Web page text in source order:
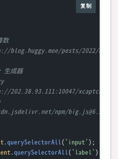
复制
blog.huggy.moe/posts/2022/
成器
xcaptcha
npm/big.js@6.2.1/
.querySelectorAll ('input'
.querySelectorAll ('label' );